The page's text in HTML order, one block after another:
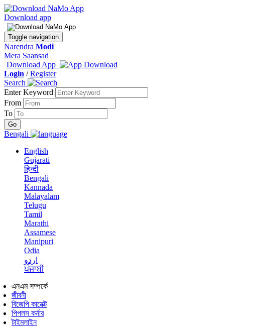
Download app
Toggle navigation
Narendra Modi
Mera Saansad
Download App
Login /Register
Search
Enter Keyword
From
To
Bengali
English
Gujarati
हिन्दी
Bengali
Kannada
Malayalam
Telugu
Tamil
Marathi
Assamese
Manipuri
Odia
اردو
ਪੰਜਾਬੀ
এনএম সম্পর্কে
জীবনী
বিজেপি কানেক্ট
পিপলস কর্নার
টাইমলাইন